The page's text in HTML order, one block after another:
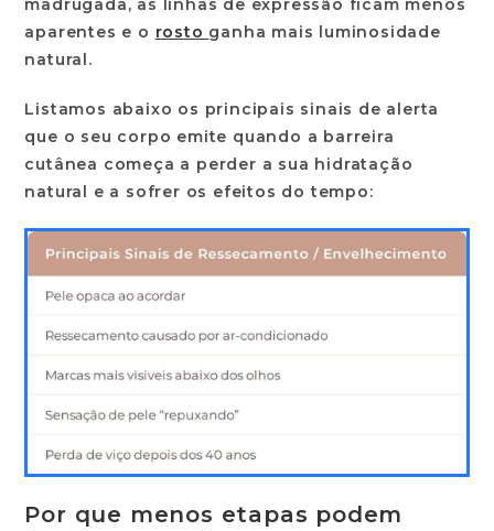
aparentes e o rosto ganha mais luminosidade
natural.
Listamos abaixo os principais sinais de alerta
que o seu corpo emite quando a barreira
cutânea começa a perder a sua hidratação
natural e a sofrer os efeitos do tempo:
Por que menos etapas podem